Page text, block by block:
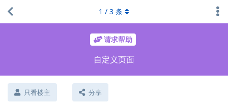
请求帮助
自定义页面
只看楼主 分享
1 / 3 条